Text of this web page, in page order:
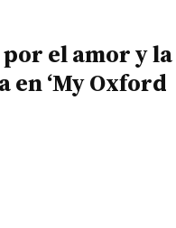
el amor y la
‘My Oxford